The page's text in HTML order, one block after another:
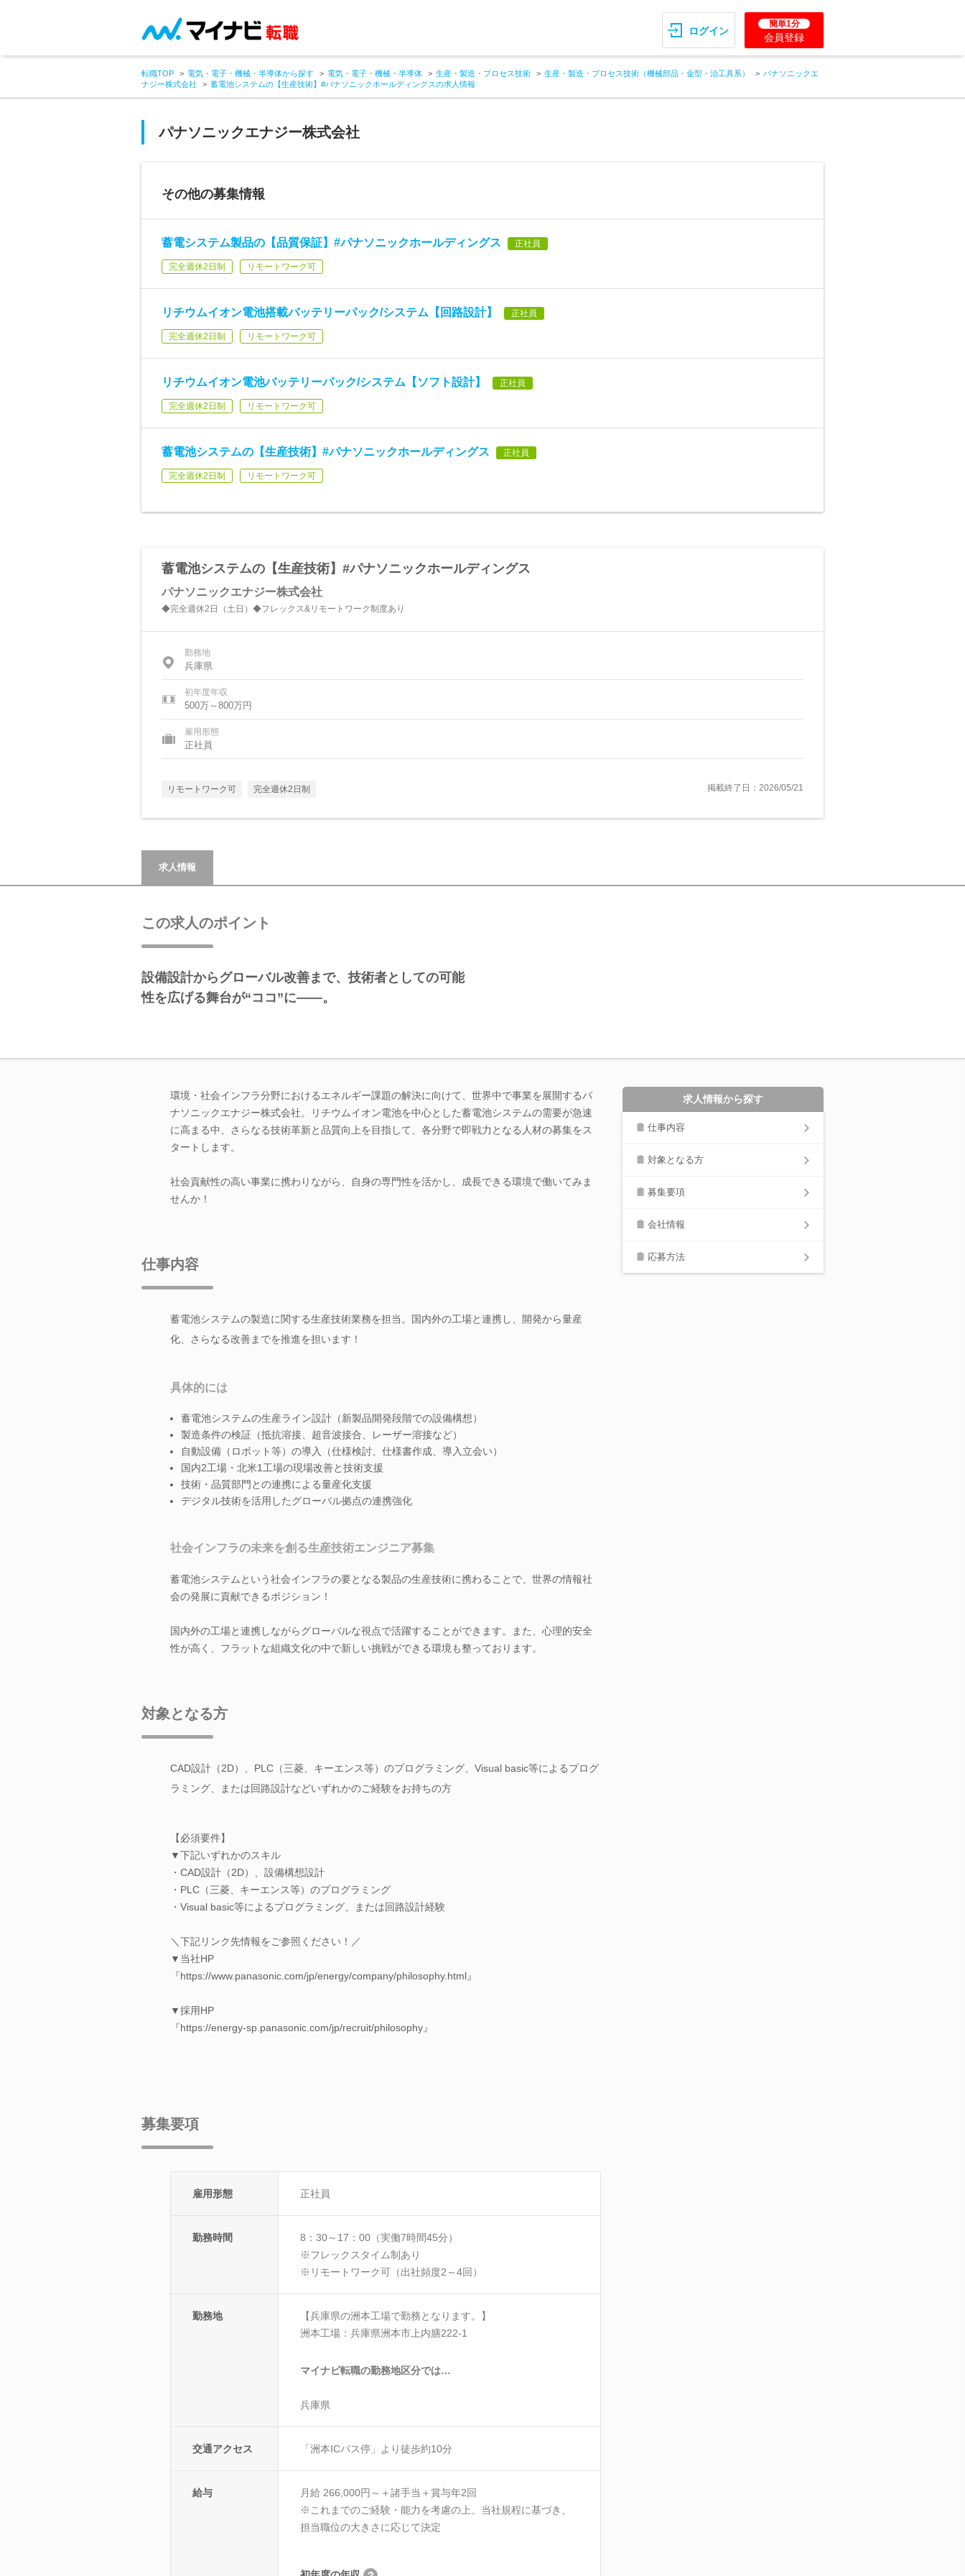
ログイン
簡単1分
会員登録
転職TOP 電気・電子・機械・半導体から探す 電気・電子・機械・半導体 生産・製造・プロセス技術 生産・製造・プロセス技術（機械部品・金型・治工具系）
パナソニックエ
ナジー株式会社
蓄電池システムの【生産技術】#パナソニックホールディングスの求人情報
パナソニックエナジー株式会社
その他の募集情報
蓄電システム製品の【品質保証】#パナソニックホールディングス 正社員
完全週休2日制 リモートワーク可
リチウムイオン電池搭載バッテリーパック/システム【回路設計】 正社員
完全週休2日制 リモートワーク可
リチウムイオン電池バッテリーパック/システム【ソフト設計】 正社員
完全週休2日制 リモートワーク可
蓄電池システムの【生産技術】#パナソニックホールディングス 正社員
完全週休2日制 リモートワーク可
蓄電池システムの【生産技術】#パナソニックホールディングス
パナソニックエナジー株式会社
◆完全週休2日（土日）◆フレックス&リモートワーク制度あり
勤務地
兵庫県
初年度年収
500万～800万円
雇用形態
正社員
リモートワーク可 完全週休2日制 掲載終了日：2026/05/21
求人情報
この求人のポイント
設備設計からグローバル改善まで、技術者としての可能
性を広げる舞台が“ココ”に――。
環境・社会インフラ分野におけるエネルギー課題の解決に向けて、世界中で事業を展開するパ
ナソニックエナジー株式会社。リチウムイオン電池を中心とした蓄電池システムの需要が急速
に高まる中、さらなる技術革新と品質向上を目指して、各分野で即戦力となる人材の募集をス
タートします。
社会貢献性の高い事業に携わりながら、自身の専門性を活かし、成長できる環境で働いてみま
せんか！
仕事内容
蓄電池システムの製造に関する生産技術業務を担当。国内外の工場と連携し、開発から量産
化、さらなる改善までを推進を担います！
具体的には
蓄電池システムの生産ライン設計（新製品開発段階での設備構想）
製造条件の検証（抵抗溶接、超音波接合、レーザー溶接など）
自動設備（ロボット等）の導入（仕様検討、仕様書作成、導入立会い）
国内2工場・北米1工場の現場改善と技術支援
技術・品質部門との連携による量産化支援
デジタル技術を活用したグローバル拠点の連携強化
社会インフラの未来を創る生産技術エンジニア募集
蓄電池システムという社会インフラの要となる製品の生産技術に携わることで、世界の情報社
会の発展に貢献できるポジション！
国内外の工場と連携しながらグローバルな視点で活躍することができます。また、心理的安全
性が高く、フラットな組織文化の中で新しい挑戦ができる環境も整っております。
対象となる方
CAD設計（2D）、PLC（三菱、キーエンス等）のプログラミング、Visual basic等によるプログ
ラミング、または回路設計などいずれかのご経験をお持ちの方
【必須要件】
▼下記いずれかのスキル
・CAD設計（2D）、設備構想設計
・PLC（三菱、キーエンス等）のプログラミング
・Visual basic等によるプログラミング、または回路設計経験
＼下記リンク先情報をご参照ください！／
▼当社HP
『https://www.panasonic.com/jp/energy/company/philosophy.html』
▼採用HP
『https://energy-sp.panasonic.com/jp/recruit/philosophy』
募集要項
雇用形態 正社員
勤務時間
8：30～17：00（実働7時間45分）
※フレックスタイム制あり
※リモートワーク可（出社頻度2～4回）
勤務地
【兵庫県の洲本工場で勤務となります。】
洲本工場：兵庫県洲本市上内膳222-1
マイナビ転職の勤務地区分では…
兵庫県
交通アクセス 「洲本ICバス停」より徒歩約10分
給与
月給 266,000円～＋諸手当＋賞与年2回
※これまでのご経験・能力を考慮の上、当社規程に基づき、
担当職位の大きさに応じて決定
求人情報から探す
仕事内容
対象となる方
募集要項
会社情報
応募方法